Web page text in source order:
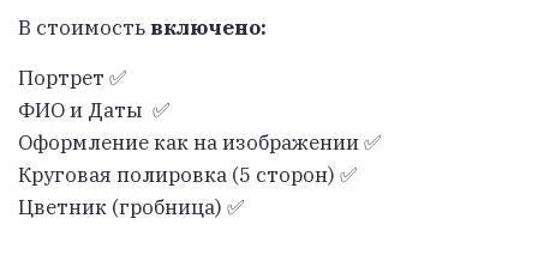
В стоимость включено:
Портрет ✅
ФИО и Даты ✅
Оформление как на изображении ✅
Круговая полировка (5 сторон) ✅
Цветник (гробница) ✅